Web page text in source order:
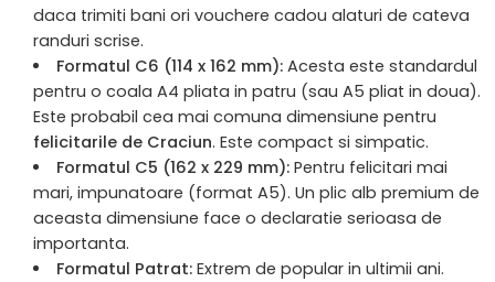
daca trimiti bani ori vouchere cadou alaturi de cateva
randuri scrise.
Formatul C6 (114 x 162 mm):Acesta este standardul
pentru o coala A4 pliata in patru (sau A5 pliat in doua).
Este probabil cea mai comuna dimensiune pentru
felicitarile de Craciun. Este compact si simpatic.
Formatul C5 (162 x 229 mm):Pentru felicitari mai
mari, impunatoare (format A5). Un plic alb premium de
aceasta dimensiune face o declaratie serioasa de
importanta.
Formatul Patrat:Extrem de popular in ultimii ani.